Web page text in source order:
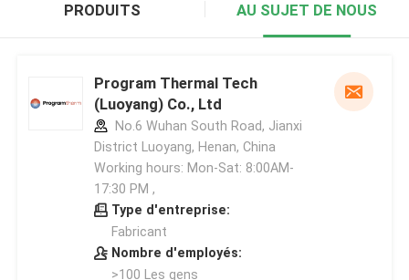
PRODUITS AU SUJET DE NOUS
Program Thermal Tech
(Luoyang) Co., Ltd
No.6 Wuhan South Road, Jianxi
District Luoyang, Henan, China
Working hours: Mon-Sat: 8:00AM-
17:30 PM ,
Type d'entreprise:
Fabricant
Nombre d'employés:
>100 Les gens